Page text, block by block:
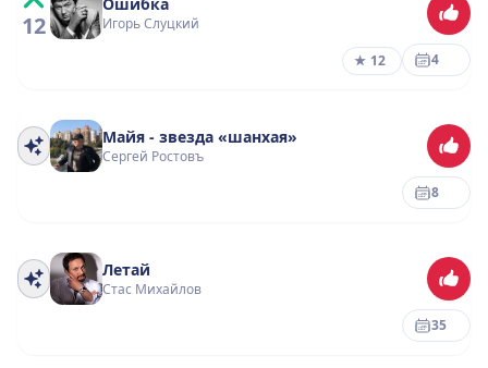
12
Ошибка
Игорь Слуцкий
★ 12 4
Майя - звезда «шанхая»
Сергей Ростовъ
8
Летай
Стас Михайлов
35